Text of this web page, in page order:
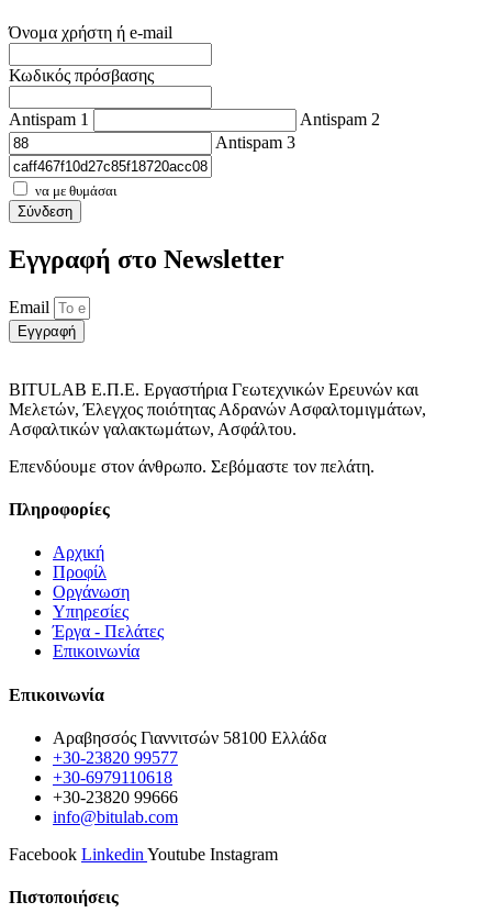
Όνομα χρήστη ή e-mail
Κωδικός πρόσβασης
Antispam 1
Antispam 2
Antispam 3
να με θυμάσαι
Σύνδεση
Εγγραφή στο Νewsletter
Email
Εγγραφή
BITULAB Ε.Π.Ε. Εργαστήρια Γεωτεχνικών Ερευνών και
Μελετών, Έλεγχος ποιότητας Αδρανών Ασφαλτομιγμάτων,
Ασφαλτικών γαλακτωμάτων, Ασφάλτου.
Επενδύουμε στον άνθρωπο. Σεβόμαστε τον πελάτη.
Πληροφορίες
Αρχική
Προφίλ
Οργάνωση
Υπηρεσίες
Έργα - Πελάτες
Επικοινωνία
Επικοινωνία
Αραβησσός Γιαννιτσών 58100 Ελλάδα
+30-23820 99577
+30-6979110618
+30-23820 99666
info@bitulab.com
Facebook Linkedin Youtube Instagram
Πιστοποιήσεις